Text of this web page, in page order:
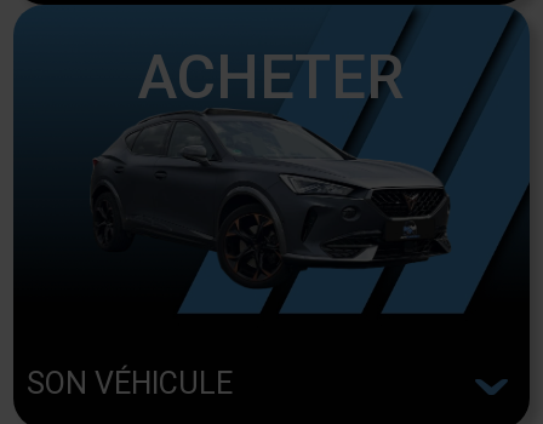
ACHETER
SON VÉHICULE ^